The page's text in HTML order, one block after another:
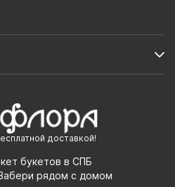
доставкой!
букетов в СПБ
рядом с домом